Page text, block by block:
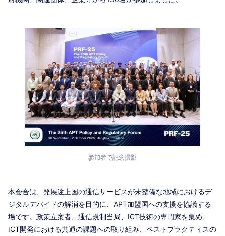
参加者で記念撮影
本会合は、発展途上国の通信サービスが未整備な地域におけるデ
ジタルデバイドの解消を目的に、APT加盟国への支援を協議する
場です。政策立案者、通信規制当局、ICT技術の専門家を集め、
ICT開発における共通の課題への取り組み、ベストプラクティスの